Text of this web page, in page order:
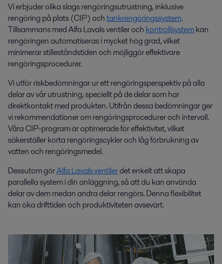
Vi erbjuder olika slags rengöringsutrustning, inklusive
rengöring på plats (CIP) ochtankrengöringssystem.
Tillsammans med Alfa Lavals ventiler och kontrollsystemkan
rengöringen automatiseras i mycket hög grad, vilket
minimerar stilleståndstiden och möjliggör effektivare
rengöringsprocedurer.
Vi utför riskbedömningar ur ett rengöringsperspektiv på alla
delar av vår utrustning, speciellt på de delar som har
direktkontakt med produkten. Utifrån dessa bedömningar ger
vi rekommendationer om rengöringsprocedurer och intervall.
Våra CIP-program är optimerade för effektivitet, vilket
säkerställer korta rengöringscykler och låg förbrukning av
vatten och rengöringsmedel.
Dessutom görAlfa Lavals ventilerdet enkelt att skapa
parallella system i din anläggning, så att du kan använda
delar av dem medan andra delar rengörs. Denna flexibilitet
kan öka drifttiden och produktiviteten avsevärt.